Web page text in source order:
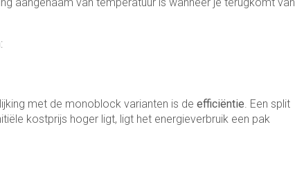
met de monoblock varianten is de efficiëntie. Een split
kostprijs hoger ligt, ligt het energieverbruik een pak